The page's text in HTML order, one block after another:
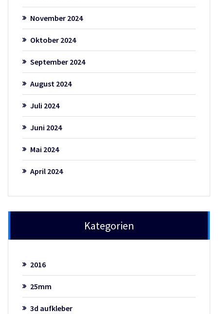
November 2024
Oktober 2024
September 2024
August 2024
Juli 2024
Juni 2024
Mai 2024
April 2024
Kategorien
2016
25mm
3d aufkleber